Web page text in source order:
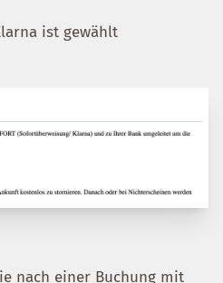
ist gewählt
nach einer Buchung mit